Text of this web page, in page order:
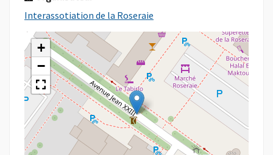
Interassotiation de la Roseraie
+
−